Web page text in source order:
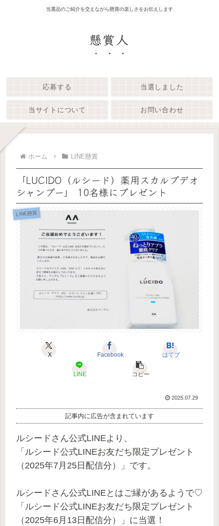
当選品のご紹介を交えながら懸賞の楽しさをお伝えします
懸賞人
応募する 当選しました
当サイトについて お問い合わせ
ホーム LINE懸賞
「LUCIDO（ルシード）薬用スカルプデオ
シャンプー」 10名様にプレゼント
LINE懸賞
X Facebook はてブ
LINE コピー
2025.07.29
記事内に広告が含まれています
ルシードさん公式LINEより、
「ルシード公式LINEお友だち限定プレゼント
（2025年7月25日配信分）」です。
ルシードさん公式LINEとはご縁があるようで♡
「ルシード公式LINEお友だち限定プレゼント
（2025年6月13日配信分）」に当選！